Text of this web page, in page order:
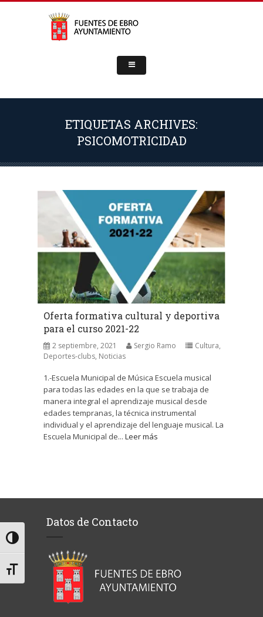
Alternar alto contraste
Alternar tamaño de letra
ETIQUETAS ARCHIVES:
PSICOMOTRICIDAD
Oferta formativa cultural y deportiva
para el curso 2021-22
2 septiembre, 2021 Sergio Ramo Cultura,
Deportes-clubs, Noticias
1.-Escuela Municipal de Música Escuela musical
para todas las edades en la que se trabaja de
manera integral el aprendizaje musical desde
edades tempranas, la técnica instrumental
individual y el aprendizaje del lenguaje musical. La
Escuela Municipal de... Leer más
Datos de Contacto